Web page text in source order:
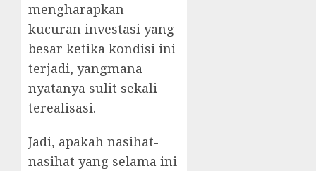
mengharapkan
kucuran investasi yang
besar ketika kondisi ini
terjadi, yangmana
nyatanya sulit sekali
terealisasi.
Jadi, apakah nasihat-
nasihat yang selama ini